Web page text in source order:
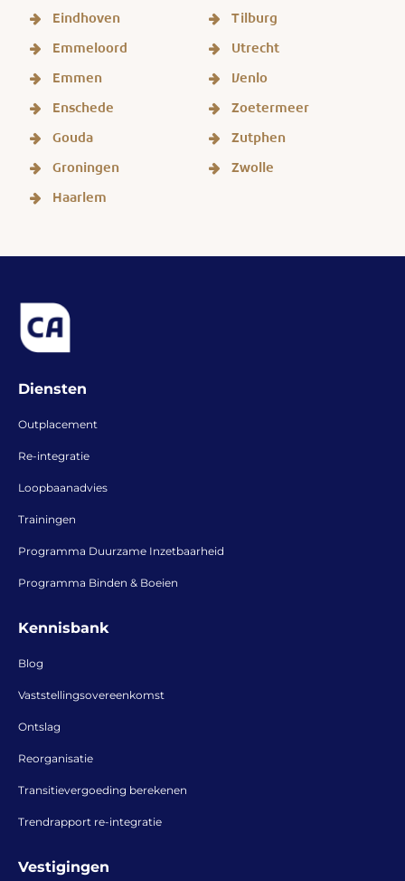
Eindhoven
Emmeloord
Emmen
Enschede
Gouda
Groningen
Haarlem
Tilburg
Utrecht
Venlo
Zoetermeer
Zutphen
Zwolle
Diensten
Outplacement
Re-integratie
Loopbaanadvies
Trainingen
Programma Duurzame Inzetbaarheid
Programma Binden & Boeien
Kennisbank
Blog
Vaststellingsovereenkomst
Ontslag
Reorganisatie
Transitievergoeding berekenen
Trendrapport re-integratie
Vestigingen